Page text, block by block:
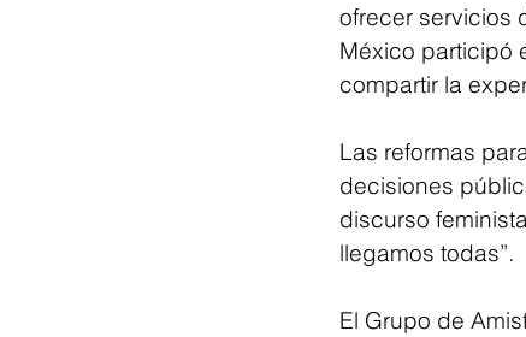
ofrecer servicios
México participó
compartir la
Las reformas
decisiones
discurso
llegamos todas”.
El Grupo de